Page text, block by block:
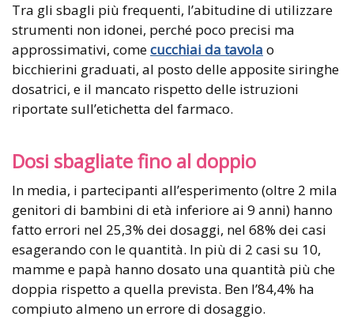
Tra gli sbagli più frequenti, l’abitudine di utilizzare
strumenti non idonei, perché poco precisi ma
approssimativi, comecucchiai da tavola o
bicchierini graduati, al posto delle apposite siringhe
dosatrici, e il mancato rispetto delle istruzioni
riportate sull’etichetta del farmaco.
Dosi sbagliate fino al doppio
In media, i partecipanti all’esperimento (oltre 2 mila
genitori di bambini di età inferiore ai 9 anni) hanno
fatto errori nel 25,3% dei dosaggi, nel 68% dei casi
esagerando con le quantità. In più di 2 casi su 10,
mamme e papà hanno dosato una quantità più che
doppia rispetto a quella prevista. Ben l’84,4% ha
compiuto almeno un errore di dosaggio.